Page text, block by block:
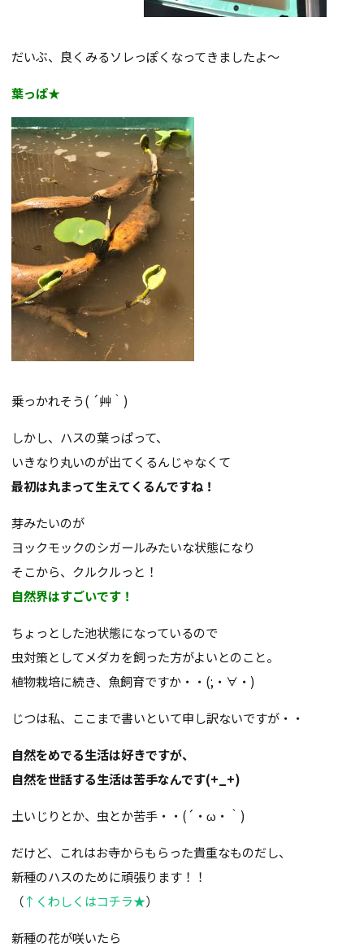
だいぶ、良くみるソレっぽくなってきましたよ～
葉っぱ★
乗っかれそう( ´艸｀)
しかし、ハスの葉っぱって、
いきなり丸いのが出てくるんじゃなくて
最初は丸まって生えてくるんですね！
芽みたいのが
ヨックモックのシガールみたいな状態になり
そこから、クルクルっと！
自然界はすごいです！
ちょっとした池状態になっているので
虫対策としてメダカを飼った方がよいとのこと。
植物栽培に続き、魚飼育ですか・・(;・∀・)
じつは私、ここまで書いといて申し訳ないですが・・
自然をめでる生活は好きですが、
自然を世話する生活は苦手なんです(+_+)
土いじりとか、虫とか苦手・・(´・ω・｀)
だけど、これはお寺からもらった貴重なものだし、
新種のハスのために頑張ります！！
（↑くわしくはコチラ★）
新種の花が咲いたら